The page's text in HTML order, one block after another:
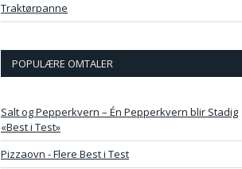
Traktørpanne
POPULÆRE OMTALER
Salt og Pepperkvern – Én Pepperkvern blir Stadig
«Best i Test»
Pizzaovn - Flere Best i Test